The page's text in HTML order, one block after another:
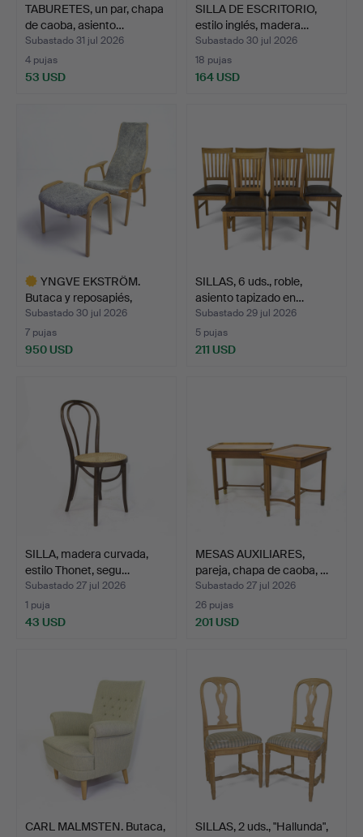
TABURETES, un par, chapa
de caoba, asiento…
Subastado 31 jul 2026
4 pujas
53 USD
SILLA DE ESCRITORIO,
estilo inglés, madera…
Subastado 30 jul 2026
18 pujas
164 USD
YNGVE EKSTRÖM.
Butaca y reposapiés,
"Lamin…
Subastado 30 jul 2026
7 pujas
950 USD
SILLAS, 6 uds., roble,
asiento tapizado en…
Subastado 29 jul 2026
5 pujas
211 USD
SILLA, madera curvada,
estilo Thonet, segu…
Subastado 27 jul 2026
1 puja
43 USD
MESAS AUXILIARES,
pareja, chapa de caoba, …
Subastado 27 jul 2026
26 pujas
201 USD
CARL MALMSTEN. Butaca,
SILLAS, 2 uds., "Hallunda",